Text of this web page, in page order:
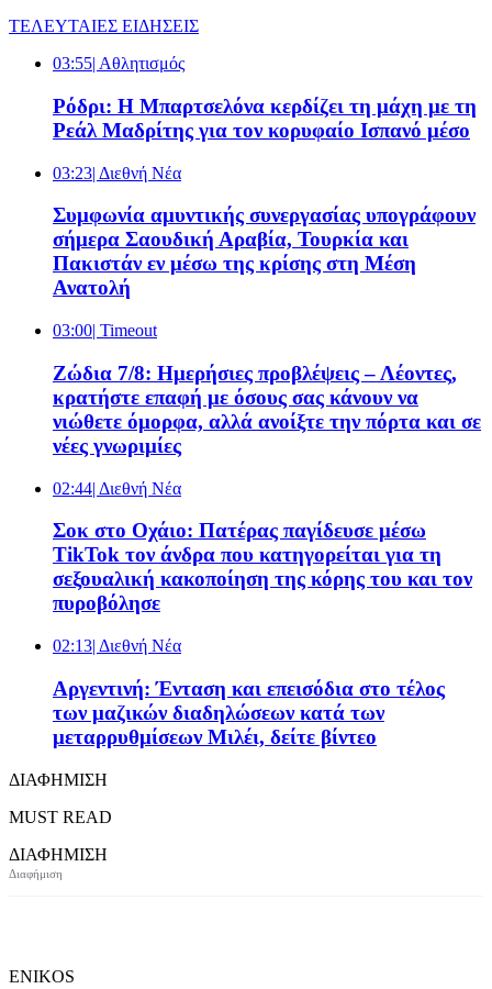
ΤΕΛΕΥΤΑΙΕΣ ΕΙΔΗΣΕΙΣ
03:55| Αθλητισμός
Ρόδρι: Η Μπαρτσελόνα κερδίζει τη μάχη με τη
Ρεάλ Μαδρίτης για τον κορυφαίο Ισπανό μέσο
03:23| Διεθνή Νέα
Συμφωνία αμυντικής συνεργασίας υπογράφουν
σήμερα Σαουδική Αραβία, Τουρκία και
Πακιστάν εν μέσω της κρίσης στη Μέση
Ανατολή
03:00| Timeout
Ζώδια 7/8: Ημερήσιες προβλέψεις – Λέοντες,
κρατήστε επαφή με όσους σας κάνουν να
νιώθετε όμορφα, αλλά ανοίξτε την πόρτα και σε
νέες γνωριμίες
02:44| Διεθνή Νέα
Σοκ στο Οχάιο: Πατέρας παγίδευσε μέσω
TikTok τον άνδρα που κατηγορείται για τη
σεξουαλική κακοποίηση της κόρης του και τον
πυροβόλησε
02:13| Διεθνή Νέα
Αργεντινή: Ένταση και επεισόδια στο τέλος
των μαζικών διαδηλώσεων κατά των
μεταρρυθμίσεων Μιλέι, δείτε βίντεο
ΔΙΑΦΗΜΙΣΗ
MUST READ
ΔΙΑΦΗΜΙΣΗ
ENIKOS